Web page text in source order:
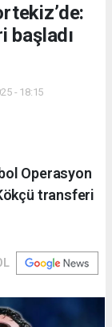
başladı
- 18:15
Operasyon
transferi